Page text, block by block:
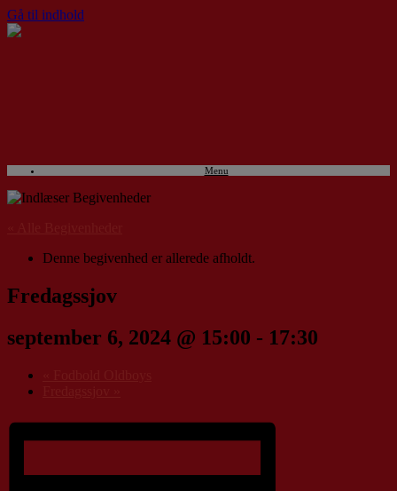
Gå til indhold
Menu
Denne begivenhed er allerede afholdt.
Fredagssjov
september 6, 2024 @ 15:00 - 17:30